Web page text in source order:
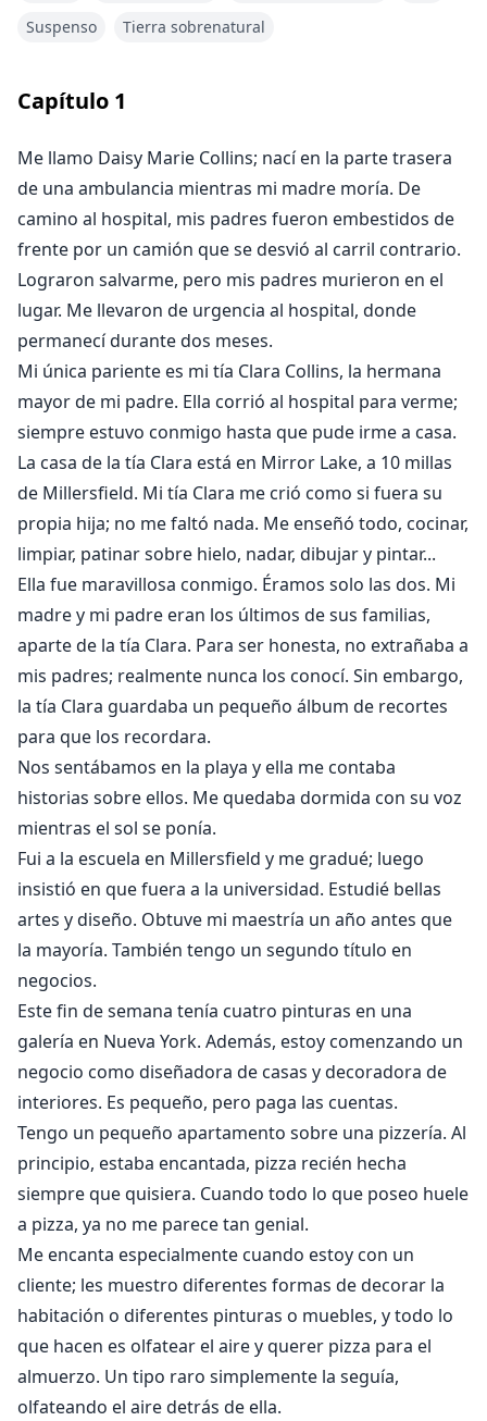
su pareja... Todos la quieren.
La historia de #This contendrá situaciones sexuales,
violencia, muerte, temas oscuros y lenguaje. Se
recomienda la discreción del espectador##
Suspenso
Tierra sobrenatural
Capítulo 1
Me llamo Daisy Marie Collins; nací en la parte trasera
de una ambulancia mientras mi madre moría. De
camino al hospital, mis padres fueron embestidos de
frente por un camión que se desvió al carril contrario.
Lograron salvarme, pero mis padres murieron en el
lugar. Me llevaron de urgencia al hospital, donde
permanecí durante dos meses.
Mi única pariente es mi tía Clara Collins, la hermana
mayor de mi padre. Ella corrió al hospital para verme;
siempre estuvo conmigo hasta que pude irme a casa.
La casa de la tía Clara está en Mirror Lake, a 10 millas
de Millersfield. Mi tía Clara me crió como si fuera su
propia hija; no me faltó nada. Me enseñó todo, cocinar,
limpiar, patinar sobre hielo, nadar, dibujar y pintar...
Ella fue maravillosa conmigo. Éramos solo las dos. Mi
madre y mi padre eran los últimos de sus familias,
aparte de la tía Clara. Para ser honesta, no extrañaba a
mis padres; realmente nunca los conocí. Sin embargo,
la tía Clara guardaba un pequeño álbum de recortes
para que los recordara.
Nos sentábamos en la playa y ella me contaba
historias sobre ellos. Me quedaba dormida con su voz
mientras el sol se ponía.
Fui a la escuela en Millersfield y me gradué; luego
insistió en que fuera a la universidad. Estudié bellas
artes y diseño. Obtuve mi maestría un año antes que
la mayoría. También tengo un segundo título en
negocios.
Este fin de semana tenía cuatro pinturas en una
galería en Nueva York. Además, estoy comenzando un
negocio como diseñadora de casas y decoradora de
interiores. Es pequeño, pero paga las cuentas.
Tengo un pequeño apartamento sobre una pizzería. Al
principio, estaba encantada, pizza recién hecha
siempre que quisiera. Cuando todo lo que poseo huele
a pizza, ya no me parece tan genial.
Me encanta especialmente cuando estoy con un
cliente; les muestro diferentes formas de decorar la
habitación o diferentes pinturas o muebles, y todo lo
que hacen es olfatear el aire y querer pizza para el
almuerzo. Un tipo raro simplemente la seguía,
olfateando el aire detrás de ella.